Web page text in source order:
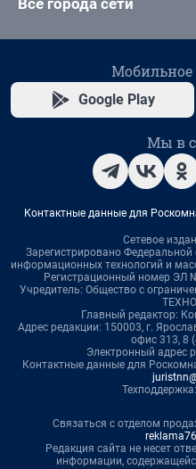
Все города сети
Google Play
Мы в
Контактные данные для
Сетевое
Зарегистрировано
информационных технологий и
Регистрационный номер ЭЛ
Учредитель: Общество с
Главный редактор:
Адрес редакции: 150003, г.
офис 313, 8
Электронный адрес
Контактные данные для
Техподдержка:
Связаться с отделом
Редакция сайта не несет
информации,